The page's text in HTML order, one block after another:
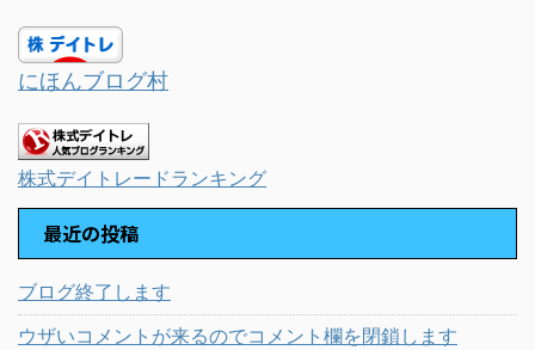
にほんブログ村
株式デイトレードランキング
最近の投稿
ブログ終了します
ウザいコメントが来るのでコメント欄を閉鎖します